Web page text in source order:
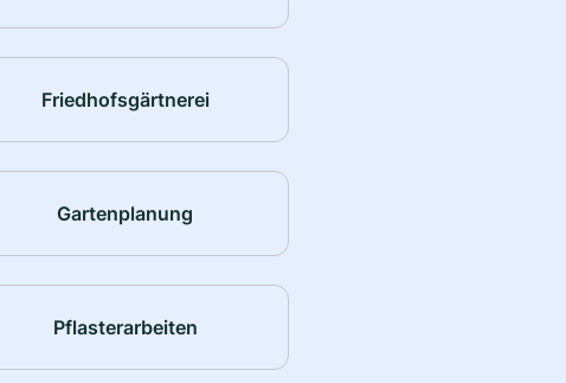
Friedhofsgärtnerei
Gartenplanung
Pflasterarbeiten